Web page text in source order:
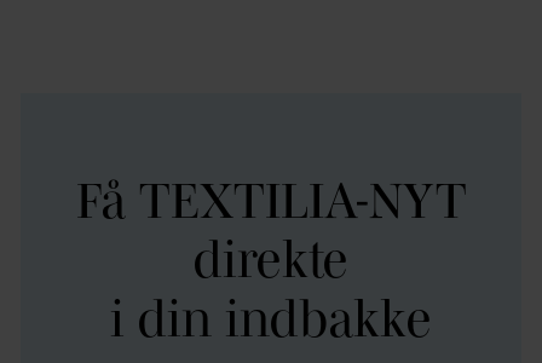
Få TEXTILIA-NYT
direkte
i din indbakke